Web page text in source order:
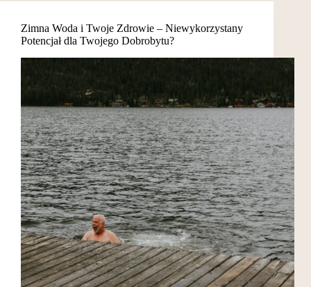
Zimna Woda i Twoje Zdrowie – Niewykorzystany
Potencjał dla Twojego Dobrobytu?